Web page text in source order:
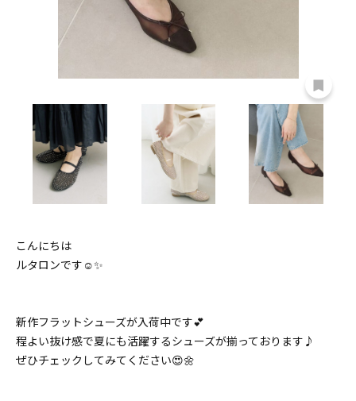
こんにちは
ルタロンです☺️✨
新作フラットシューズが入荷中です💕
程よい抜け感で夏にも活躍するシューズが揃っております♪
ぜひチェックしてみてください😍🌼